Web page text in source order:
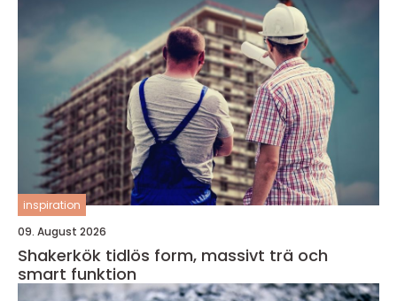
inspiration
09. August 2026
Shakerkök tidlös form, massivt trä och
smart funktion